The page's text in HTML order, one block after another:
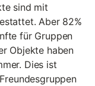
sind mit
Aber 82%
für Gruppen
Objekte haben
Dies ist